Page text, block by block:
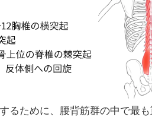
るために、腰背筋群の中で最も